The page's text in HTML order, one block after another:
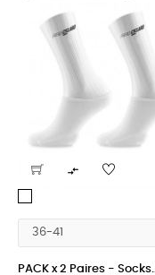

PACK x 2 Paires - Socks...